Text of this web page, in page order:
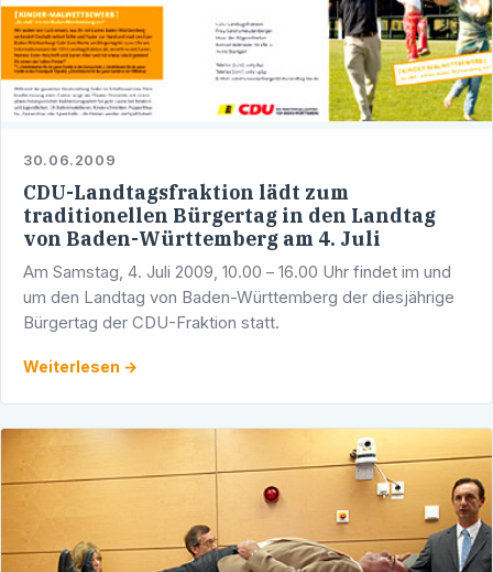
30.06.2009
CDU-Landtagsfraktion lädt zum
traditionellen Bürgertag in den Landtag
von Baden-Württemberg am 4. Juli
Am Samstag, 4. Juli 2009, 10.00 – 16.00 Uhr findet im und
um den Landtag von Baden-Württemberg der diesjährige
Bürgertag der CDU-Fraktion statt.
Weiterlesen →